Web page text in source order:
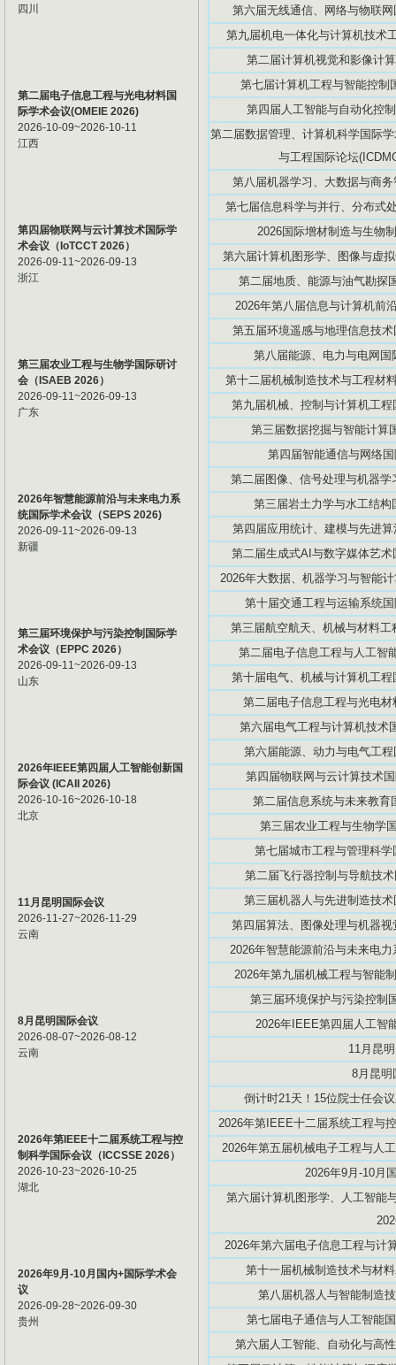
四川
第二届电子信息工程与光电材料国
际学术会议(OMEIE 2026)
2026-10-09~2026-10-11
江西
第四届物联网与云计算技术国际学
术会议（IoTCCT 2026）
2026-09-11~2026-09-13
浙江
第三届农业工程与生物学国际研讨
会（ISAEB 2026）
2026-09-11~2026-09-13
广东
2026年智慧能源前沿与未来电力系
统国际学术会议（SEPS 2026)
2026-09-11~2026-09-13
新疆
第三届环境保护与污染控制国际学
术会议（EPPC 2026）
2026-09-11~2026-09-13
山东
2026年IEEE第四届人工智能创新国
际会议 (ICAII 2026)
2026-10-16~2026-10-18
北京
11月昆明国际会议
2026-11-27~2026-11-29
云南
8月昆明国际会议
2026-08-07~2026-08-12
云南
2026年第IEEE十二届系统工程与控
制科学国际会议（ICCSSE 2026）
2026-10-23~2026-10-25
湖北
2026年9月-10月国内+国际学术会
议
2026-09-28~2026-09-30
贵州
第六届无线通信、网络与物联
第九届机电一体化与计算机技术
第二届计算机视觉和影像计
第七届计算机工程与智能控制
第四届人工智能与自动化控
第二届数据管理、计算机科学国际
与工程国际论坛
第八届机器学习、大数据与商
第七届信息科学与并行、分布式
2026国际增材制造与生物
第六届计算机图形学、图像与虚
第二届地质、能源与油气勘探
2026年第八届信息与计算机前
第五届环境遥感与地理信息技
第八届能源、电力与电网
第十二届机械制造技术与工程材
第九届机械、控制与计算机工
第三届数据挖掘与智能计算
第四届智能通信与网络
第二届图像、信号处理与机器
第三届岩土力学与水工结
第四届应用统计、建模与先进
第二届生成式AI与数字媒体艺
2026年大数据、机器学习与智能
第十届交通工程与运输系统
第三届航空航天、机械与材料
第二届电子信息工程与人工智
第十届电气、机械与计算机工
第二届电子信息工程与光电
第六届电气工程与计算机技术
第六届能源、动力与电气工
第四届物联网与云计算技术
第二届信息系统与未来教育
第三届农业工程与生物学
第七届城市工程与管理科
第二届飞行器控制与导航技
第三届机器人与先进制造技
第四届算法、图像处理与机器
2026年智慧能源前沿与未来电
2026年第九届机械工程与智能
第三届环境保护与污染控制
2026年IEEE第四届人工智
11月昆
8月昆明
倒计时21天！15位院士任会
2026年第IEEE十二届系统工程与
2026年第五届机械电子工程与人
2026年9月-10月
第六届计算机图形学、人工智能
2026年第六届电子信息工程与计
第十一届机械制造技术与材
第八届机器人与智能制造
第七届电子通信与人工智能
第六届人工智能、自动化与高